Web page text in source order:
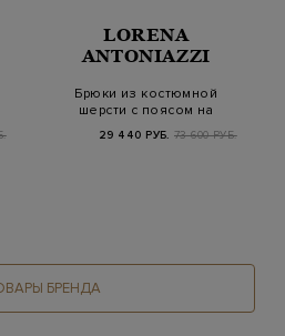
LORENA
ANTONIAZZI
Брюки из костюмной
шерсти с поясом на
кулиске
29 440 РУБ. 73 600 РУБ.
БРЕНДА